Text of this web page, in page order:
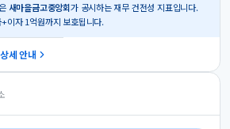
새마을금고중앙회가 공시하는 재무 건전성 지표입니다.
이자 1억원까지 보호됩니다.
세 안내